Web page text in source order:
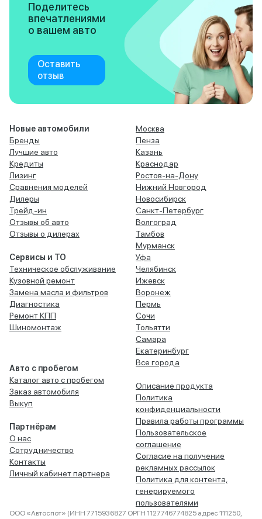
Поделитесь
впечатлениями
о вашем авто
Оставить
отзыв
Новые автомобили
Бренды
Лучшие авто
Кредиты
Лизинг
Сравнения моделей
Дилеры
Трейд-ин
Отзывы об авто
Отзывы о дилерах
Сервисы и ТО
Техническое обслуживание
Кузовной ремонт
Замена масла и фильтров
Диагностика
Ремонт КПП
Шиномонтаж
Авто с пробегом
Каталог авто с пробегом
Заказ автомобиля
Выкуп
Партнёрам
О нас
Сотрудничество
Контакты
Личный кабинет партнера
Москва
Пенза
Казань
Краснодар
Ростов-на-Дону
Нижний Новгород
Новосибирск
Санкт-Петербург
Волгоград
Тамбов
Мурманск
Уфа
Челябинск
Ижевск
Воронеж
Пермь
Сочи
Тольятти
Самара
Екатеринбург
Все города
Описание продукта
Политика
конфиденциальности
Правила работы программы
Пользовательское
соглашение
Согласие на получение
рекламных рассылок
Политика для контента,
генерируемого
пользователями
ООО «Автоспот» (ИНН 7715936827 ОРГН 1127746774825 адрес 111250,